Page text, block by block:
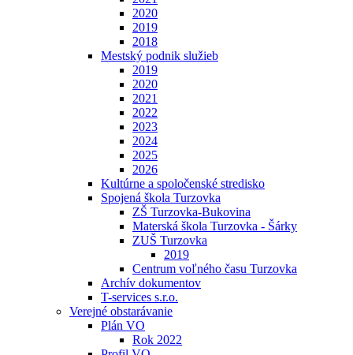
2020
2019
2018
Mestský podnik služieb
2019
2020
2021
2022
2023
2024
2025
2026
Kultúrne a spoločenské stredisko
Spojená škola Turzovka
ZŠ Turzovka-Bukovina
Materská škola Turzovka - Šárky
ZUŠ Turzovka
2019
Centrum voľného času Turzovka
Archív dokumentov
T-services s.r.o.
Verejné obstarávanie
Plán VO
Rok 2022